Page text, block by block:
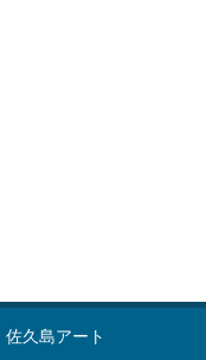
佐久島アート